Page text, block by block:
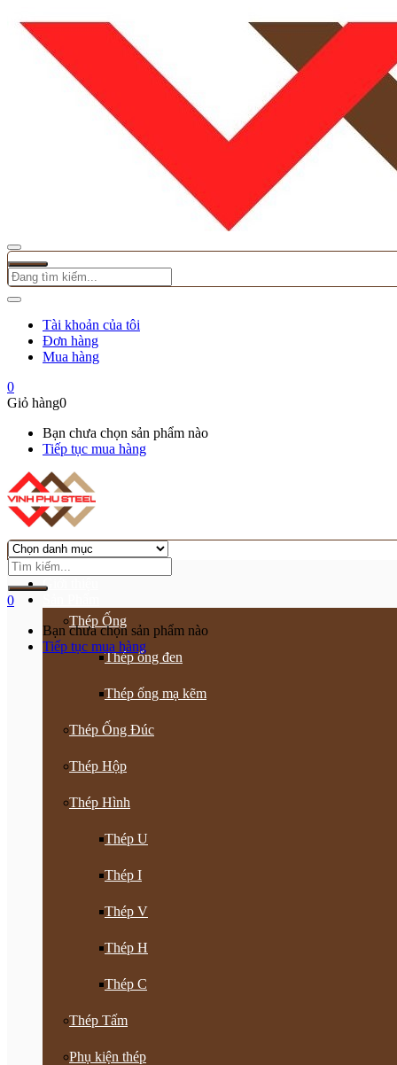
Tài khoản của tôi
Đơn hàng
Mua hàng
0
Giỏ hàng0
Bạn chưa chọn sản phẩm nào
Tiếp tục mua hàng
0
Bạn chưa chọn sản phẩm nào
Tiếp tục mua hàng
Trang chủ
Giới thiệu
Thép Ống
Thép ống đen
Thép ống mạ kẽm
Thép Ống Đúc
Thép Hộp
Thép Hình
Thép U
Thép I
Thép V
Thép H
Thép C
Thép Tấm
Phụ kiện thép